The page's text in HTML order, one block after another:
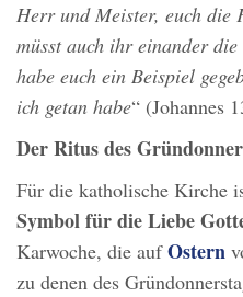
Herr und Meister, euch die
müsst auch ihr einander
habe euch ein Beispiel
ich getan habe“ (Johannes
Der Ritus des
Für die katholische Kirche
Symbol für die Liebe
Karwoche, die aufOstern
zu denen des